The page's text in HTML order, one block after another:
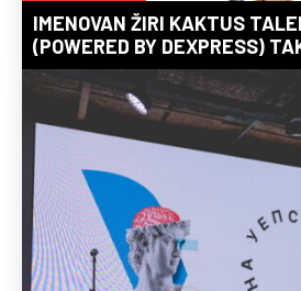
IMENOVAN ŽIRI KAKTUS
(POWERED BY DEXPRESS)